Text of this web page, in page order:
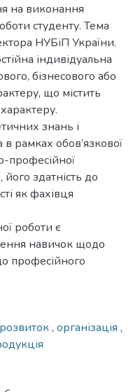
на виконання
студенту. Тема
НУБіП України.
індивідуальна
бізнесового або
що містить
знань і
рамках обов’язкової
професійної
здатність до
як фахівця
роботи є
навичок щодо
професійного
, організація ,